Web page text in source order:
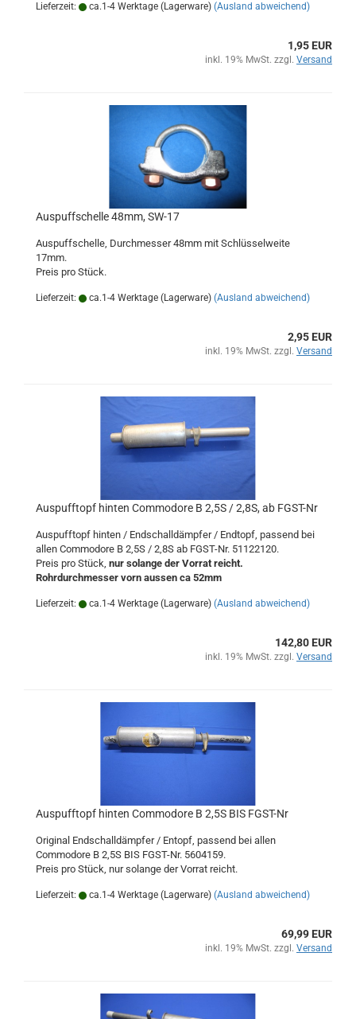
Lieferzeit: ca.1-4 Werktage (Lagerware) (Ausland abweichend)
1,95 EUR
inkl. 19% MwSt. zzgl. Versand
Auspuffschelle 48mm, SW-17
Auspuffschelle, Durchmesser 48mm mit Schlüsselweite
17mm.
Preis pro Stück.
Lieferzeit: ca.1-4 Werktage (Lagerware) (Ausland abweichend)
2,95 EUR
inkl. 19% MwSt. zzgl. Versand
Auspufftopf hinten Commodore B 2,5S / 2,8S, ab FGST-Nr
Auspufftopf hinten / Endschalldämpfer / Endtopf, passend bei
allen Commodore B 2,5S / 2,8S ab FGST-Nr. 51122120.
Preis pro Stück, nur solange der Vorrat reicht.
Rohrdurchmesser vorn aussen ca 52mm
Lieferzeit: ca.1-4 Werktage (Lagerware) (Ausland abweichend)
142,80 EUR
inkl. 19% MwSt. zzgl. Versand
Auspufftopf hinten Commodore B 2,5S BIS FGST-Nr
Original Endschalldämpfer / Entopf, passend bei allen
Commodore B 2,5S BIS FGST-Nr. 5604159.
Preis pro Stück, nur solange der Vorrat reicht.
Lieferzeit: ca.1-4 Werktage (Lagerware) (Ausland abweichend)
69,99 EUR
inkl. 19% MwSt. zzgl. Versand